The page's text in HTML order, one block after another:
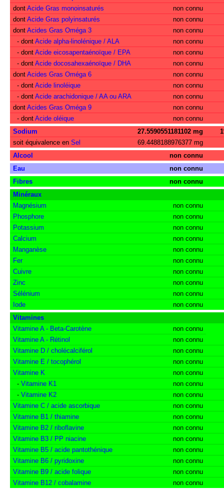
dont Acide Gras monoinsaturés
non connu
dont Acide Gras polyinsaturés
non connu
dont Acides Gras Oméga 3
non connu
- dont Acide alpha-linolénique / ALA
non connu
- dont Acide eicosapentaénoïque / EPA
non connu
- dont Acide docosahexaénoïque / DHA
non connu
dont Acides Gras Oméga 6
non connu
- dont Acide linoléique
non connu
- dont Acide arachidonique / AA ou ARA
non connu
dont Acides Gras Oméga 9
non connu
- dont Acide oléique
non connu
Sodium
27.5590551181102 mg
soit équivalence en Sel
69.4488188976377 mg
Alcool
non connu
Eau
non connu
Fibres
non connu
Minéraux
Magnésium
non connu
Phosphore
non connu
Potassium
non connu
Calcium
non connu
Manganèse
non connu
Fer
non connu
Cuivre
non connu
Zinc
non connu
Sélénium
non connu
Iode
non connu
Vitamines
Vitamine A - Beta-Carotène
non connu
Vitamine A - Rétinol
non connu
Vitamine D / cholécalciférol
non connu
Vitamine E / tocophérol
non connu
Vitamine K
non connu
- Vitamine K1
non connu
- Vitamine K2
non connu
Vitamine C / acide ascorbique
non connu
Vitamine B1 / thiamine
non connu
Vitamine B2 / riboflavine
non connu
Vitamine B3 / PP niacine
non connu
Vitamine B5 / acide pantothénique
non connu
Vitamine B6 / pyridoxine
non connu
Vitamine B9 / acide folique
non connu
Vitamine B12 / cobalamine
non connu